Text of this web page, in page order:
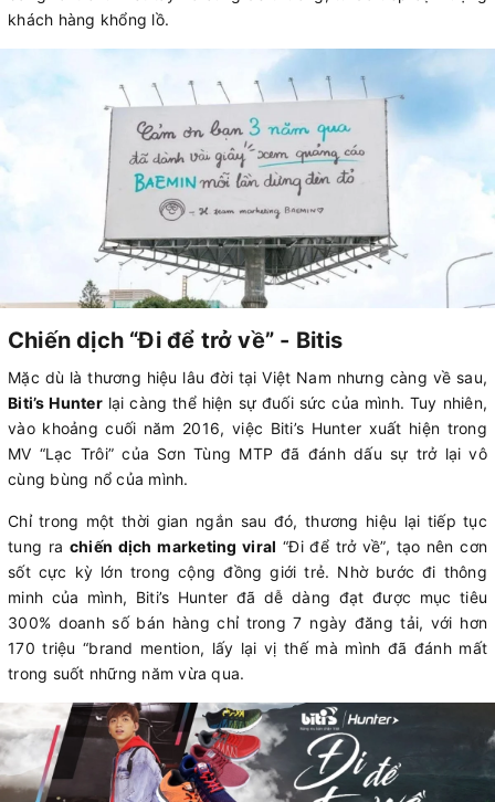
khách hàng khổng lồ.
Chiến dịch “Đi để trở về” - Bitis
Mặc dù là thương hiệu lâu đời tại Việt Nam nhưng càng về sau,
Biti’s Hunterlại càng thể hiện sự đuối sức của mình. Tuy nhiên,
vào khoảng cuối năm 2016, việc Biti’s Hunter xuất hiện trong
MV “Lạc Trôi” của Sơn Tùng MTP đã đánh dấu sự trở lại vô
cùng bùng nổ của mình.
Chỉ trong một thời gian ngắn sau đó, thương hiệu lại tiếp tục
tung ra chiến dịch marketing viral “Đi để trở về”, tạo nên cơn
sốt cực kỳ lớn trong cộng đồng giới trẻ. Nhờ bước đi thông
minh của mình, Biti’s Hunter đã dễ dàng đạt được mục tiêu
300% doanh số bán hàng chỉ trong 7 ngày đăng tải, với hơn
170 triệu “brand mention, lấy lại vị thế mà mình đã đánh mất
trong suốt những năm vừa qua.